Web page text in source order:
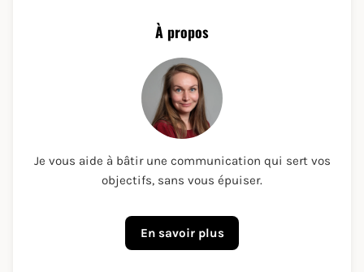
À propos
Je vous aide à bâtir une communication qui sert vos
objectifs, sans vous épuiser.
En savoir plus